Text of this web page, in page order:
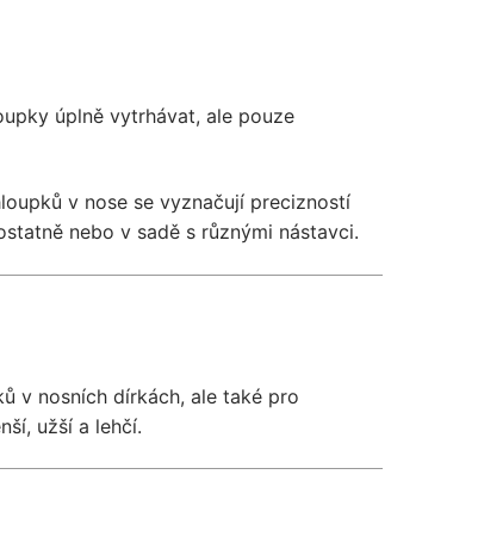
úplně vytrhávat, ale pouze
v nose se vyznačují precizností
nebo v sadě s různými nástavci.
v nosních dírkách, ale také pro
užší a lehčí.